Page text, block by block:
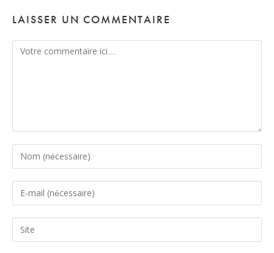
LAISSER UN COMMENTAIRE
Comment
Enter
your
name
comment
Enter
your
email
address
Saisir
l’URL